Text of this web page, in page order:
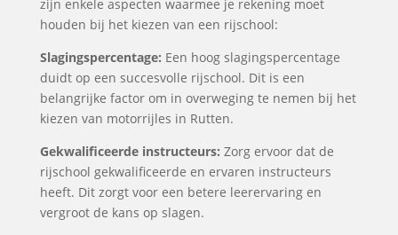
zijn enkele aspecten waarmee je rekening moet
houden bij het kiezen van een rijschool:
Slagingspercentage: Een hoog slagingspercentage
duidt op een succesvolle rijschool. Dit is een
belangrijke factor om in overweging te nemen bij het
kiezen van motorrijles in Rutten.
Gekwalificeerde instructeurs: Zorg ervoor dat de
rijschool gekwalificeerde en ervaren instructeurs
heeft. Dit zorgt voor een betere leerervaring en
vergroot de kans op slagen.